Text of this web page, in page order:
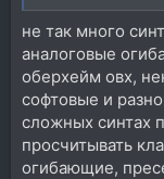
не так много
аналоговые
оберхейм овх,
софтовые и
сложных синтах
просчитывать
огибающие,